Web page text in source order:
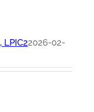
LPIC22026-02-